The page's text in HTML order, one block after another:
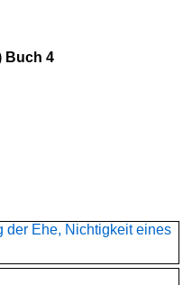
Buch 4
der Ehe, Nichtigkeit eines